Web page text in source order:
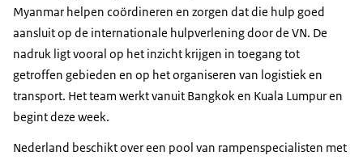
Myanmar helpen coördineren en zorgen dat die hulp goed
aansluit op de internationale hulpverlening door de VN. De
nadruk ligt vooral op het inzicht krijgen in toegang tot
getroffen gebieden en op het organiseren van logistiek en
transport. Het team werkt vanuit Bangkok en Kuala Lumpur en
begint deze week.
Nederland beschikt over een pool van rampenspecialisten met